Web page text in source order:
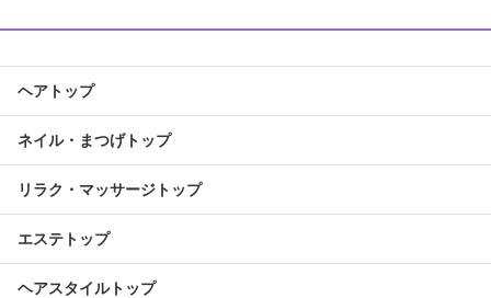
ヘアトップ
ネイル・まつげトップ
リラク・マッサージトップ
エステトップ
ヘアスタイルトップ